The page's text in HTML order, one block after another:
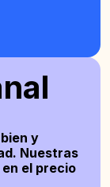
y
Nuestras
el precio